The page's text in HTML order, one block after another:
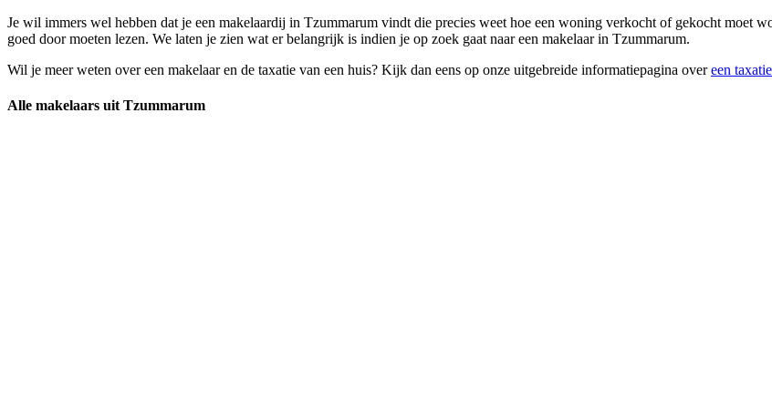
Je wil immers wel hebben dat je een makelaardij in Tzummarum vindt die precies weet hoe een woning verkocht of gekocht moet
goed door moeten lezen. We laten je zien wat er belangrijk is indien je op zoek gaat naar een makelaar in Tzummarum.
Wil je meer weten over een makelaar en de taxatie van een huis? Kijk dan eens op onze uitgebreide informatiepagina overeen
Alle makelaars uit Tzummarum